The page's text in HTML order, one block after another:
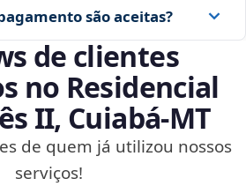
são aceitas?
de clientes
no Residencial
II, Cuiabá‑MT
de quem já utilizou nossos
serviços!